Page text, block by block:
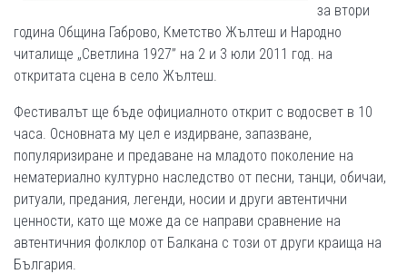
за втори
година Община Габрово, Кметство Жълтеш и Народно
читалище „Светлина 1927” на 2 и 3 юли 2011 год. на
откритата сцена в село Жълтеш.
Фестивалът ще бъде официалното открит с водосвет в 10
часа. Основната му цел е издирване, запазване,
популяризиране и предаване на младото поколение на
нематериално културно наследство от песни, танци, обичаи,
ритуали, предания, легенди, носии и други автентични
ценности, като ще може да се направи сравнение на
автентичния фолклор от Балкана с този от други краища на
България.